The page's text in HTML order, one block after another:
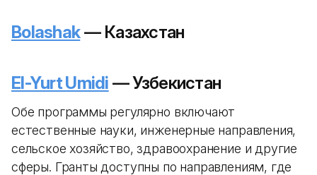
Bolashak— Казахстан
El-Yurt Umidi — Узбекистан
Обе программы регулярно включают
естественные науки, инженерные направления,
сельское хозяйство, здравоохранение и другие
сферы. Гранты доступны по направлениям, где